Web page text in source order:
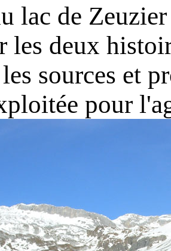
lac de Zeuzier
les deux
sources et
pour